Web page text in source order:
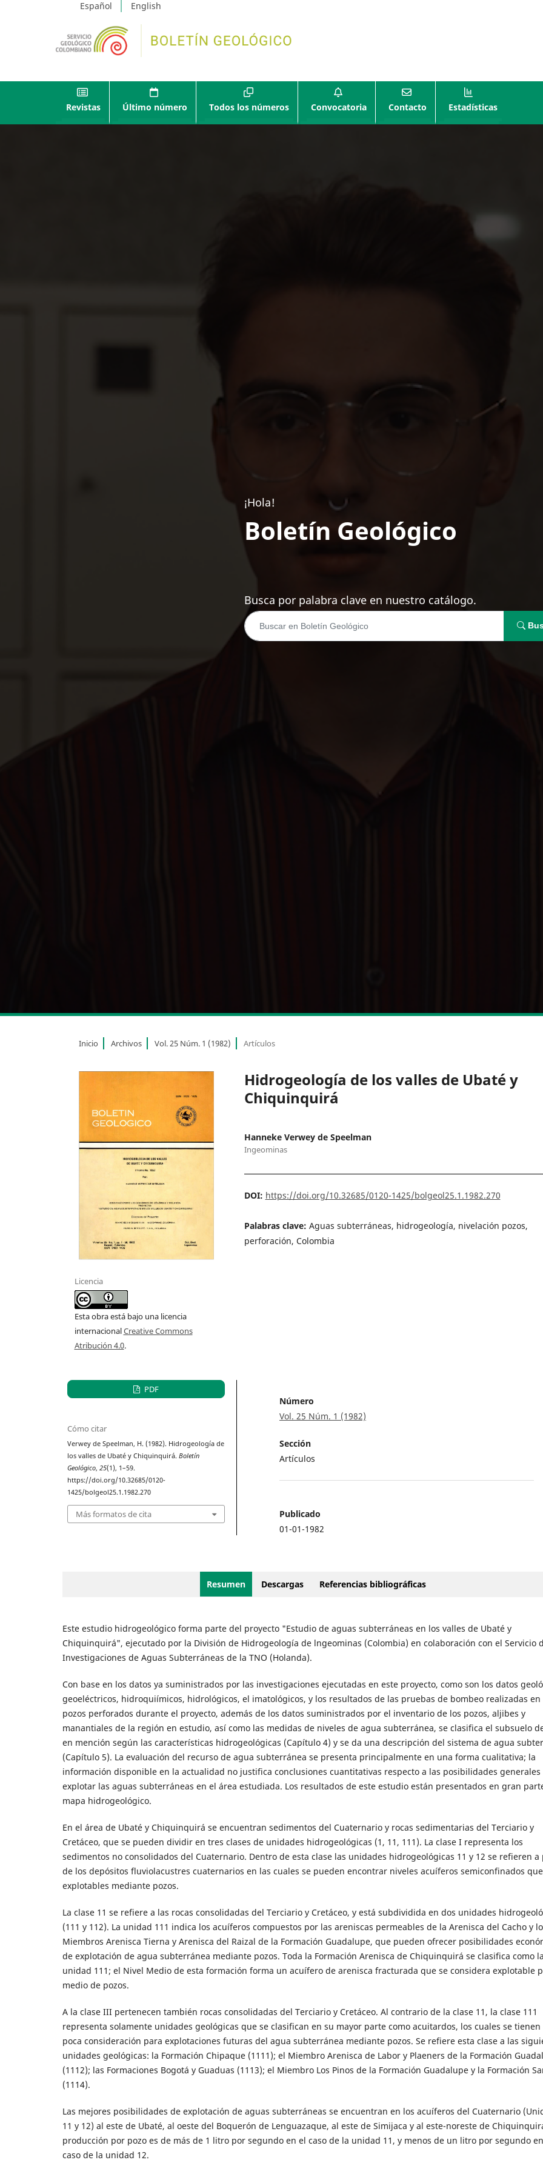
Español English
Revistas Último número Todos los números Convocatoria Contacto Estadísticas
¡Hola!
Boletín Geológico
Busca por palabra clave en nuestro catálogo.
Inicio Archivos Vol. 25 Núm. 1 (1982) Artículos
Hidrogeología de los valles de Ubaté y
Chiquinquirá
Hanneke Verwey de Speelman
Ingeominas
DOI: https://doi.org/10.32685/0120-1425/bolgeol25.1.1982.270
Palabras clave: Aguas subterráneas, hidrogeología, nivelación pozos,
perforación, Colombia
Licencia
Esta obra está bajo una licencia
internacionalCreative Commons
Atribución 4.0.
PDF
Cómo citar
Verwey de Speelman, H. (1982). Hidrogeología de
los valles de Ubaté y Chiquinquirá.Boletín
Geológico,25(1), 1–59.
https://doi.org/10.32685/0120-
1425/bolgeol25.1.1982.270
Más formatos de cita
Número
Vol. 25 Núm. 1 (1982)
Sección
Artículos
Publicado
01-01-1982
Resumen Descargas Referencias bibliográficas
Este estudio hidrogeológico forma parte del proyecto "Estudio de aguas subterráneas en los valles de Ubaté y
Chiquinquirá", ejecutado por la División de Hidrogeología de lngeominas (Colombia) en colaboración con el Servicio
Investigaciones de Aguas Subterráneas de la TNO (Holanda).
Con base en los datos ya suministrados por las investigaciones ejecutadas en este proyecto, como son los datos
geoeléctricos, hidroquiímicos, hidrológicos, el imatológicos, y los resultados de las pruebas de bombeo realizadas en
pozos perforados durante el proyecto, además de los datos suministrados por el inventario de los pozos, aljibes y
manantiales de la región en estudio, así como las medidas de niveles de agua subterránea, se clasifica el subsuelo
en mención según las características hidrogeológicas (Capítulo 4) y se da una descripción del sistema de agua
(Capítulo 5). La evaluación del recurso de agua subterránea se presenta principalmente en una forma cualitativa; la
información disponible en la actualidad no justifica conclusiones cuantitativas respecto a las posibilidades generales
explotar las aguas subterráneas en el área estudiada. Los resultados de este estudio están presentados en gran
mapa hidrogeológico.
En el área de Ubaté y Chiquinquirá se encuentran sedimentos del Cuaternario y rocas sedimentarias del Terciario y
Cretáceo, que se pueden dividir en tres clases de unidades hidrogeológicas (1, 11, 111). La clase I representa los
sedimentos no consolidados del Cuaternario. Dentro de esta clase las unidades hidrogeológicas 11 y 12 se refieren a
de los depósitos fluviolacustres cuaternarios en las cuales se pueden encontrar niveles acuíferos semiconfinados
explotables mediante pozos.
La clase 11 se refiere a las rocas consolidadas del Terciario y Cretáceo, y está subdividida en dos unidades
(111 y 112). La unidad 111 indica los acuíferos compuestos por las areniscas permeables de la Arenisca del Cacho y
Miembros Arenisca Tierna y Arenisca del Raizal de la Formación Guadalupe, que pueden ofrecer posibilidades
de explotación de agua subterránea mediante pozos. Toda la Formación Arenisca de Chiquinquirá se clasifica como
unidad 111; el Nivel Medio de esta formación forma un acuífero de arenisca fracturada que se considera explotable
medio de pozos.
A la clase III pertenecen también rocas consolidadas del Terciario y Cretáceo. Al contrario de la clase 11, la clase 111
representa solamente unidades geológicas que se clasifican en su mayor parte como acuitardos, los cuales se tienen
poca consideración para explotaciones futuras del agua subterránea mediante pozos. Se refiere esta clase a las
unidades geológicas: la Formación Chipaque (1111); el Miembro Arenisca de Labor y Plaeners de la Formación
(1112); las Formaciones Bogotá y Guaduas (1113); el Miembro Los Pinos de la Formación Guadalupe y la Formación
(1114).
Las mejores posibilidades de explotación de aguas subterráneas se encuentran en los acuíferos del Cuaternario
11 y 12) al este de Ubaté, al oeste del Boquerón de Lenguazaque, al este de Simijaca y al este-noreste de
producción por pozo es de más de 1 litro por segundo en el caso de la unidad 11, y menos de un litro por segundo
caso de la unidad 12.